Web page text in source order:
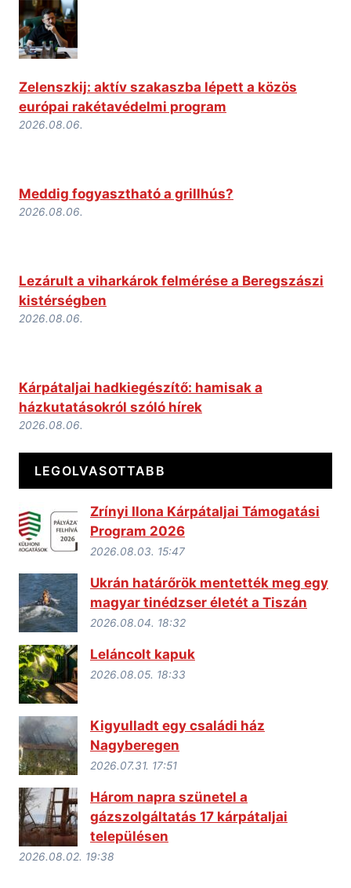
Zelenszkij: aktív szakaszba lépett a közös
európai rakétavédelmi program
2026.08.06.
Meddig fogyasztható a grillhús?
2026.08.06.
Lezárult a viharkárok felmérése a Beregszászi
kistérségben
2026.08.06.
Kárpátaljai hadkiegészítő: hamisak a
házkutatásokról szóló hírek
2026.08.06.
LEGOLVASOTTABB
Zrínyi Ilona Kárpátaljai Támogatási
Program 2026
2026.08.03. 15:47
Ukrán határőrök mentették meg egy
magyar tinédzser életét a Tiszán
2026.08.04. 18:32
Leláncolt kapuk
2026.08.05. 18:33
Kigyulladt egy családi ház
Nagyberegen
2026.07.31. 17:51
Három napra szünetel a
gázszolgáltatás 17 kárpátaljai
településen
2026.08.02. 19:38